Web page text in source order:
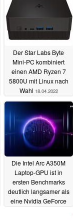
Der Star Labs Byte
Mini-PC kombiniert
einen AMD Ryzen 7
5800U mit Linux nach
Wahl 18.04.2022
Die Intel Arc A350M
Laptop-GPU ist in
ersten Benchmarks
deutlich langsamer als
eine Nvidia GeForce